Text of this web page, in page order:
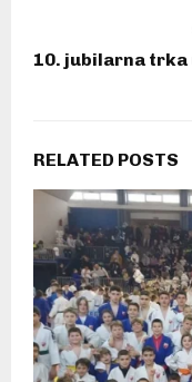
10. jubilarna trka
RELATED POSTS